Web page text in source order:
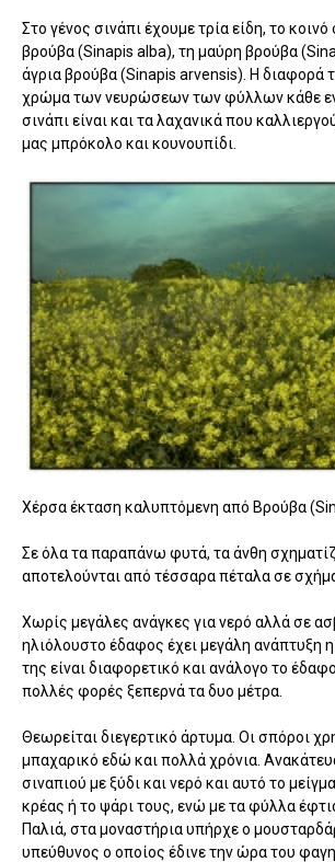
Στο γένος σινάπι έχουμε τρία είδη, το
βρούβα (Sinapis alba), τη μαύρη βρούβα
άγρια βρούβα (Sinapis arvensis). Η διαφορά
χρώμα των νευρώσεων των φύλλων κάθε
σινάπι είναι και τα λαχανικά που
μας μπρόκολο και κουνουπίδι.
Χέρσα έκταση καλυπτόμενη από Βρούβα
Σε όλα τα παραπάνω φυτά, τα άνθη
αποτελούνται από τέσσαρα πέταλα σε
Χωρίς μεγάλες ανάγκες για νερό αλλά σε
ηλιόλουστο έδαφος έχει μεγάλη ανάπτυξη
της είναι διαφορετικό και ανάλογο το
πολλές φορές ξεπερνά τα δυο μέτρα.
Θεωρείται διεγερτικό άρτυμα. Οι σπόροι
μπαχαρικό εδώ και πολλά χρόνια.
σιναπιού με ξύδι και νερό και αυτό το
κρέας ή το ψάρι τους, ενώ με τα φύλλα
Παλιά, στα μοναστήρια υπήρχε ο
υπεύθυνος ο οποίος έδινε την ώρα του